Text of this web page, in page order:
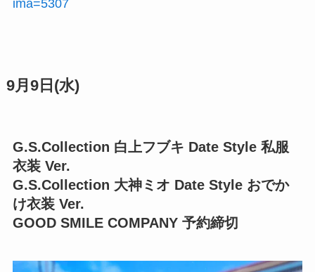
ima=5307
9月9日(水)
G.S.Collection 白上フブキ Date Style 私服
衣装 Ver.
G.S.Collection 大神ミオ Date Style おでか
け衣装 Ver.
GOOD SMILE COMPANY 予約締切